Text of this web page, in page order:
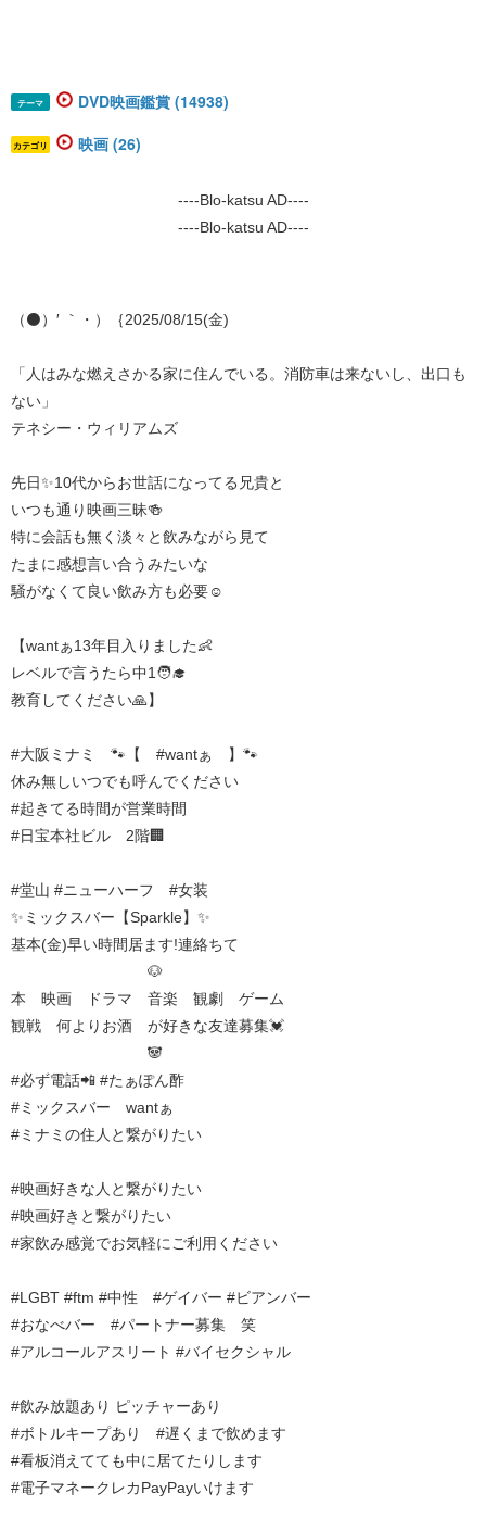
テーマ DVD映画鑑賞 (14938)
カテゴリ 映画 (26)
----Blo-katsu AD----
----Blo-katsu AD----
（⚫️）′ ｀・）｛2025/08/15(金)
「人はみな燃えさかる家に住んでいる。消防車は来ないし、出口も
ない」
テネシー・ウィリアムズ
先日✨10代からお世話になってる兄貴と
いつも通り映画三昧🍻
特に会話も無く淡々と飲みながら見て
たまに感想言い合うみたいな
騒がなくて良い飲み方も必要☺️
【wantぁ13年目入りました👶
レベルで言うたら中1🧑‍🎓
教育してください🙏】
#大阪ミナミ 🐾【 #wantぁ 】🐾
休み無しいつでも呼んでください
#起きてる時間が営業時間
#日宝本社ビル 2階🏢
#堂山 #ニューハーフ #女装
✨ミックスバー【Sparkle】✨
基本(金)早い時間居ます!連絡ちて
🐶
本 映画 ドラマ 音楽 観劇 ゲーム
観戦 何よりお酒 が好きな友達募集💓
🐼
#必ず電話📲 #たぁぽん酢
#ミックスバー wantぁ
#ミナミの住人と繋がりたい
#映画好きな人と繋がりたい
#映画好きと繋がりたい
#家飲み感覚でお気軽にご利用ください
#LGBT #ftm #中性 #ゲイバー #ビアンバー
#おなべバー #パートナー募集 笑
#アルコールアスリート #バイセクシャル
#飲み放題あり ピッチャーあり
#ボトルキープあり #遅くまで飲めます
#看板消えてても中に居てたりします
#電子マネークレカPayPayいけます